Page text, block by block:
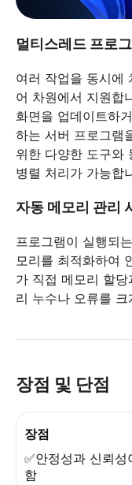
멀티스레드 프로
여러 작업을 동시에
어 차원에서 지원합
화면을 업데이트하
하는 서버 프로그램
위한 다양한 도구와
병렬 처리가 가능합
자동 메모리 관리
프로그램이 실행되
모리를 최적화하여
가 직접 메모리 할
리 누수나 오류를
장점 및 단점
장점
✅안정성과 신뢰
함